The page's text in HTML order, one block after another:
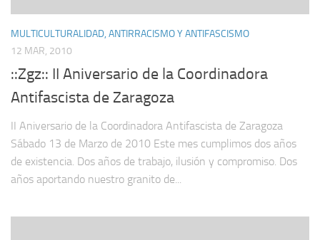
MULTICULTURALIDAD, ANTIRRACISMO Y ANTIFASCISMO
12 MAR, 2010
::Zgz:: II Aniversario de la Coordinadora
Antifascista de Zaragoza
II Aniversario de la Coordinadora Antifascista de Zaragoza
Sábado 13 de Marzo de 2010 Este mes cumplimos dos años
de existencia. Dos años de trabajo, ilusión y compromiso. Dos
años aportando nuestro granito de...